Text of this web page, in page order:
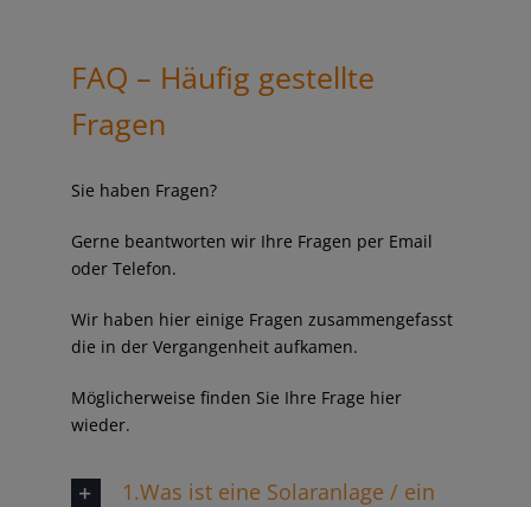
FAQ – Häufig gestellte
Fragen
Sie haben Fragen?
Gerne beantworten wir Ihre Fragen per Email
oder Telefon.
Wir haben hier einige Fragen zusammengefasst
die in der Vergangenheit aufkamen.
Möglicherweise finden Sie Ihre Frage hier
wieder.
1.Was ist eine Solaranlage / ein